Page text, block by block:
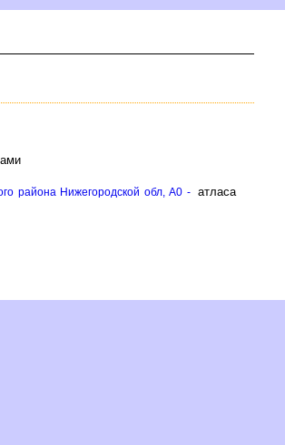
района Нижегородской обл, A0 -
атласа